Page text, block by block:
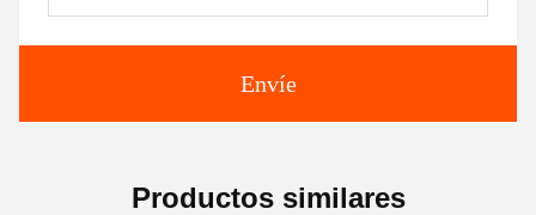
Envíe
Productos similares